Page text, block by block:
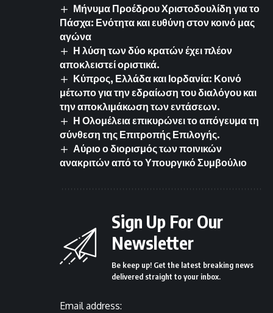
Μήνυμα Προέδρου Χριστοδουλίδη για το
Πάσχα: Ενότητα και ευθύνη στον κοινό μας
αγώνα
Η λύση των δύο κρατών έχει πλέον
αποκλειστεί οριστικά.
Κύπρος, Ελλάδα και Ιορδανία: Κοινό
μέτωπο για την εδραίωση του διαλόγου και
την αποκλιμάκωση των εντάσεων.
Η Ολομέλεια επικυρώνει το απόγευμα τη
σύνθεση της Επιτροπής Επιλογής.
Αύριο ο διορισμός των ποινικών
ανακριτών από το Υπουργικό Συμβούλιο
Sign Up For Our
Newsletter
Be keep up! Get the latest breaking news
delivered straight to your inbox.
Email address: